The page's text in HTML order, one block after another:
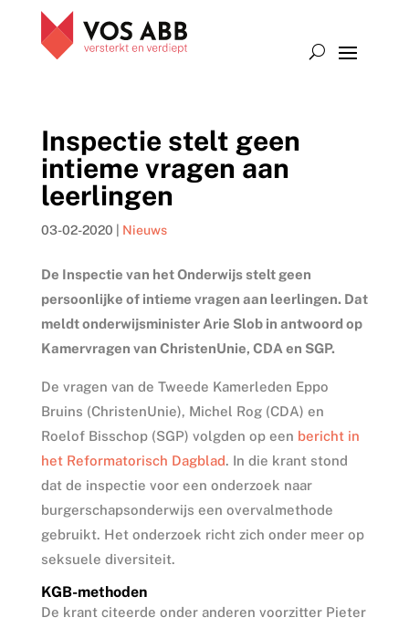
Inspectie stelt geen
intieme vragen aan
leerlingen
03-02-2020 Nieuws
De Inspectie van het Onderwijs stelt geen
persoonlijke of intieme vragen aan leerlingen. Dat
meldt onderwijsminister Arie Slob in antwoord op
Kamervragen van ChristenUnie, CDA en SGP.
De vragen van de Tweede Kamerleden Eppo
Bruins (ChristenUnie), Michel Rog (CDA) en
Roelof Bisschop (SGP) volgden op een bericht in
het Reformatorisch Dagblad. In die krant stond
dat de inspectie voor een onderzoek naar
burgerschapsonderwijs een overvalmethode
gebruikt. Het onderzoek richt zich onder meer op
seksuele diversiteit.
KGB-methoden
De krant citeerde onder anderen voorzitter Pieter